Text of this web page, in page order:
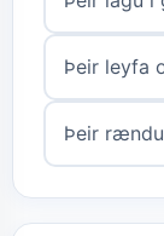
Þeir leyfa
Þeir